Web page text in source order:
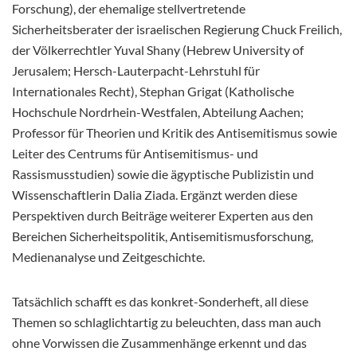
Forschung), der ehemalige stellvertretende
Sicherheitsberater der israelischen Regierung Chuck Freilich,
der Völkerrechtler Yuval Shany (Hebrew University of
Jerusalem; Hersch-Lauterpacht-Lehrstuhl für
Internationales Recht), Stephan Grigat (Katholische
Hochschule Nordrhein-Westfalen, Abteilung Aachen;
Professor für Theorien und Kritik des Antisemitismus sowie
Leiter des Centrums für Antisemitismus- und
Rassismusstudien) sowie die ägyptische Publizistin und
Wissenschaftlerin Dalia Ziada. Ergänzt werden diese
Perspektiven durch Beiträge weiterer Experten aus den
Bereichen Sicherheitspolitik, Antisemitismusforschung,
Medienanalyse und Zeitgeschichte.
Tatsächlich schafft es das konkret-Sonderheft, all diese
Themen so schlaglichtartig zu beleuchten, dass man auch
ohne Vorwissen die Zusammenhänge erkennt und das